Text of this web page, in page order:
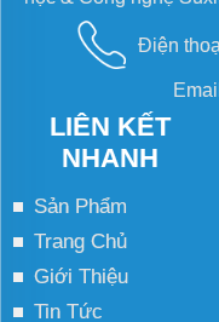
LIÊN KẾT
NHANH
Sản Phẩm
Trang Chủ
Giới Thiệu
Tin Tức
Điện